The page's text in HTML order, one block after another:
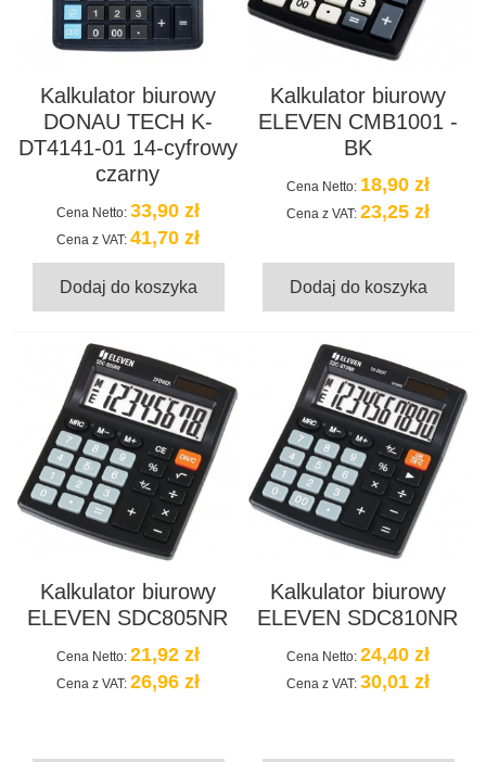
Kalkulator biurowy
DONAU TECH K-
DT4141-01 14-cyfrowy
czarny
Cena Netto: 33,90 zł
Cena z VAT: 41,70 zł
Dodaj do koszyka
Kalkulator biurowy
ELEVEN CMB1001 -
BK
Cena Netto: 18,90 zł
Cena z VAT: 23,25 zł
Dodaj do koszyka
Kalkulator biurowy
ELEVEN SDC805NR
Cena Netto: 21,92 zł
Cena z VAT: 26,96 zł
Kalkulator biurowy
ELEVEN SDC810NR
Cena Netto: 24,40 zł
Cena z VAT: 30,01 zł